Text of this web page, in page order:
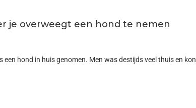
je overweegt een hond te nemen
hond in huis genomen. Men was destijds veel thuis en kon